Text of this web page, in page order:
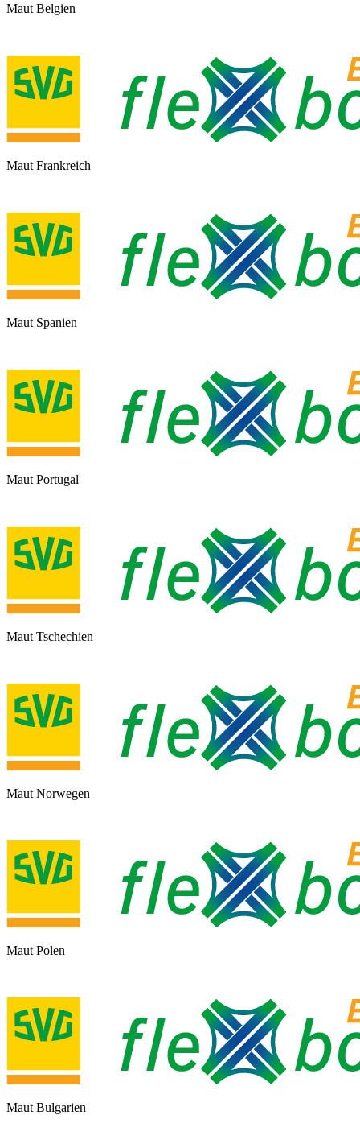
Maut Belgien
Maut Frankreich
Maut Spanien
Maut Portugal
Maut Tschechien
Maut Norwegen
Maut Polen
Maut Bulgarien